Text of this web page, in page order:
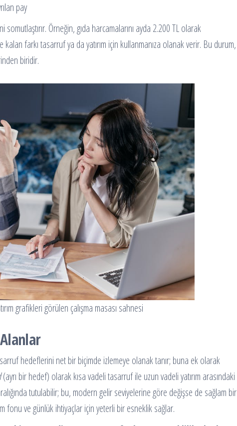
pay
Örneğin, gıda harcamalarını ayda 2.200 TL olarak
farkı tasarruf ya da yatırım için kullanmanıza olanak verir. Bu durum,
biridir.
grafikleri görülen çalışma masası sahnesi
hedeflerini net bir biçimde izlemeye olanak tanır; buna ek olarak
(ayrı bir hedef) olarak kısa vadeli tasarruf ile uzun vadeli yatırım arasındaki
tutulabilir; bu, modern gelir seviyelerine göre değişse de sağlam bir
fonu ve günlük ihtiyaçlar için yeterli bir esneklik sağlar.